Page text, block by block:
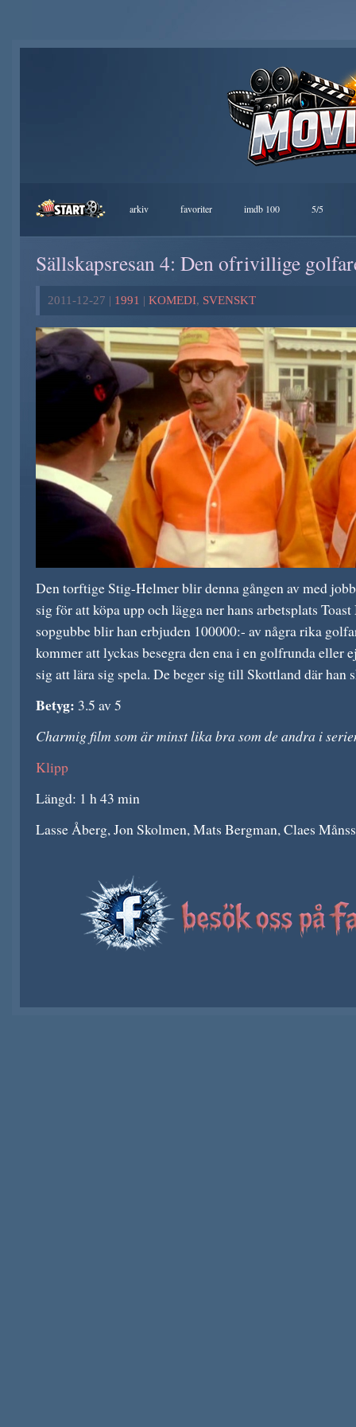
arkiv favoriter imdb 100 5/5
Sällskapsresan 4: Den ofrivillige
2011-12-27 | 1991 | KOMEDI, SVENSKT
Den torftige Stig-Helmer blir denna gången av med
sig för att köpa upp och lägga ner hans arbetsplats
sopgubbe blir han erbjuden 100000:- av några rika
kommer att lyckas besegra den ena i en golfrunda eller
sig att lära sig spela. De beger sig till Skottland där han
Betyg: 3.5 av 5
Charmig film som är minst lika bra som de andra i
Klipp
Längd: 1 h 43 min
Lasse Åberg, Jon Skolmen, Mats Bergman, Claes